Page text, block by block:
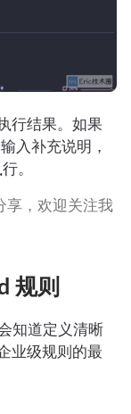
行结果。如果
入补充说明，
。
享，欢迎关注我
规则
知道定义清晰
业级规则的最